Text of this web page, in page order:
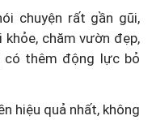
chuyện rất gần gũi,
chăm vườn đẹp,
có thêm động lực bỏ
hiệu quả nhất, không